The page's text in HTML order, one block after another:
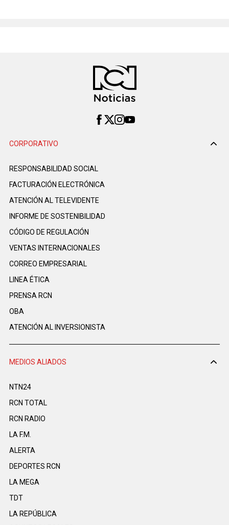
CORPORATIVO
RESPONSABILIDAD SOCIAL
FACTURACIÓN ELECTRÓNICA
ATENCIÓN AL TELEVIDENTE
INFORME DE SOSTENIBILIDAD
CÓDIGO DE REGULACIÓN
VENTAS INTERNACIONALES
CORREO EMPRESARIAL
LINEA ÉTICA
PRENSA RCN
OBA
ATENCIÓN AL INVERSIONISTA
MEDIOS ALIADOS
NTN24
RCN TOTAL
RCN RADIO
LA F.M.
ALERTA
DEPORTES RCN
LA MEGA
TDT
LA REPÚBLICA